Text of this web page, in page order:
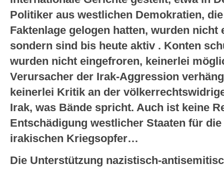
Politiker aus westlichen Demokratien,
Faktenlage gelogen hatten, wurden nicht
sondern sind bis heute aktiv . Konten
wurden nicht eingefroren, keinerlei
Verursacher der Irak-Aggression
keinerlei Kritik an der
Irak, was Bände spricht. Auch ist keine
Entschädigung westlicher Staaten für
irakischen Kriegsopfer…
Die Unterstützung nazistisch-